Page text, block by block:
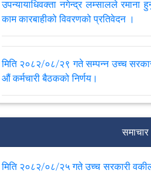
उपन्यायाधिवक्ता नगेन्द्र लम्सालले रमाना
काम कारबाहीको विवरणको प्रतिवेदन ।
मिति २०८२/०८/२९ गते सम्‍पन्‍न उच्‍च
‍औं कर्मचारी बैठकको निर्णय।
ज्ञान ज्योति माध्यामिक विद्यालय
समाचार
मिति २०८२/०८/२५ गते उच्‍च सरकारी